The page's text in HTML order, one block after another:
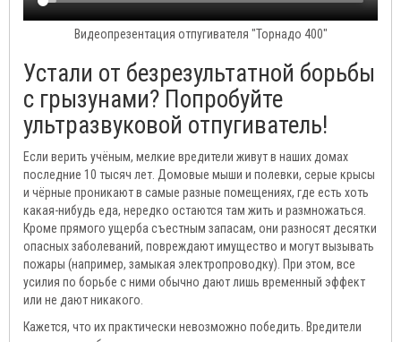
Видеопрезентация отпугивателя "Торнадо 400"
Устали от безрезультатной борьбы
с грызунами? Попробуйте
ультразвуковой отпугиватель!
Если верить учёным, мелкие вредители живут в наших домах
последние 10 тысяч лет. Домовые мыши и полевки, серые крысы
и чёрные проникают в самые разные помещениях, где есть хоть
какая-нибудь еда, нередко остаются там жить и размножаться.
Кроме прямого ущерба съестным запасам, они разносят десятки
опасных заболеваний, повреждают имущество и могут вызывать
пожары (например, замыкая электропроводку). При этом, все
усилия по борьбе с ними обычно дают лишь временный эффект
или не дают никакого.
Кажется, что их практически невозможно победить. Вредители